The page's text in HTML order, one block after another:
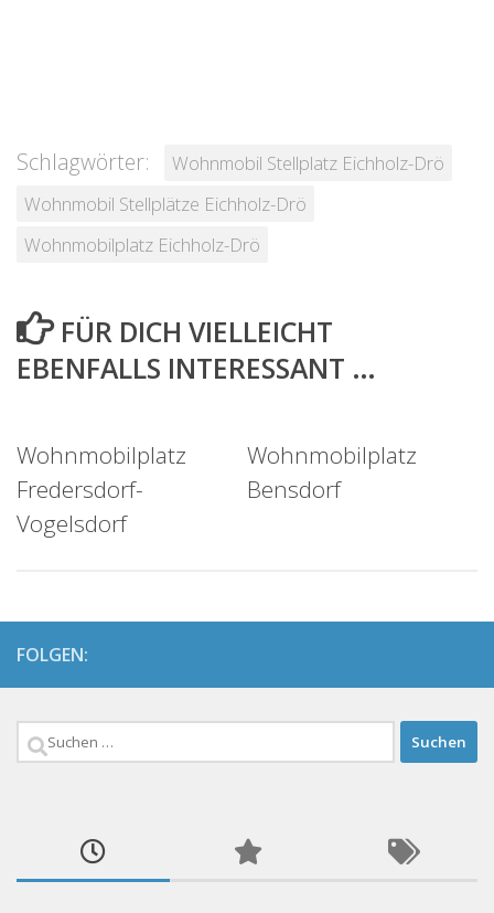
Schlagwörter:
Wohnmobil Stellplatz Eichholz-Drö
Wohnmobil Stellplätze Eichholz-Drö
Wohnmobilplatz Eichholz-Drö
FÜR DICH VIELLEICHT
EBENFALLS INTERESSANT …
Wohnmobilplatz
Fredersdorf-
Vogelsdorf
Wohnmobilplatz
Bensdorf
FOLGEN:
Suchen